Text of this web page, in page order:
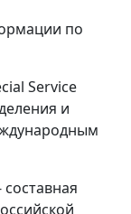
по
Service
и